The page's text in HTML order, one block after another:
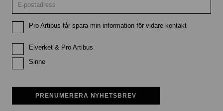
Pro Artibus får spara min information för vidare kontakt
Elverket & Pro Artibus
Sinne
PRENUMERERA NYHETSBREV